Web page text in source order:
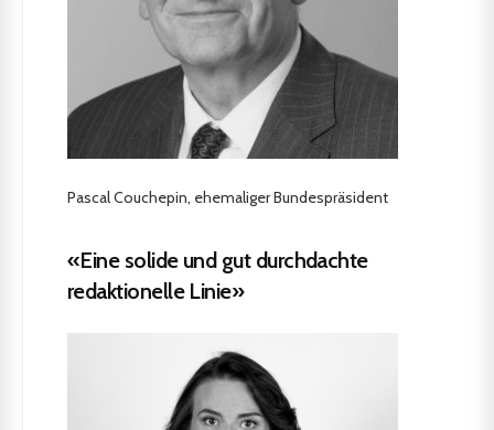
Pascal Couchepin, ehemaliger Bundespräsident
«Eine solide und gut durchdachte
redaktionelle Linie»